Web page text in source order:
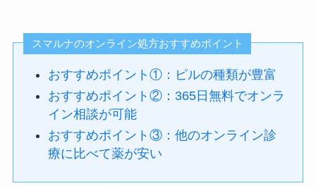
スマルナのオンライン処方おすすめポイント
おすすめポイント①：ピルの種類が豊富
おすすめポイント②：365日無料でオンラ
イン相談が可能
おすすめポイント③：他のオンライン診
療に比べて薬が安い